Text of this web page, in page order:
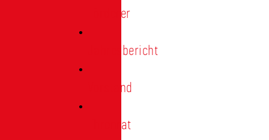
Förderer
Jahresbericht
Vorstand
Ehrenrat